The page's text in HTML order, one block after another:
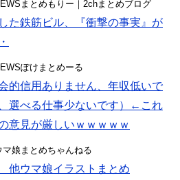
まとめもりー｜2chまとめブログ
た鉄筋ビル、『衝撃の事実』が
ぽけまとめーる
的信用ありません、年収低いで
選べる仕事少ないです）←これ
意見が厳しいｗｗｗｗｗ
娘まとめちゃんねる
他ウマ娘イラストまとめ